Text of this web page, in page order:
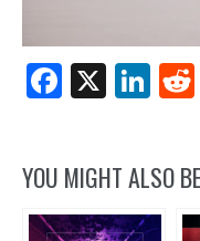
X
YOU MIGHT ALSO